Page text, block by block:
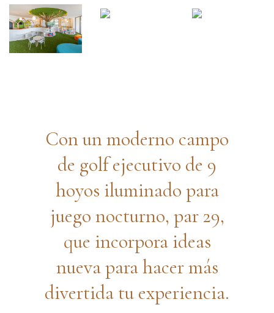
Con un moderno campo
de golf ejecutivo de 9
hoyos iluminado para
juego nocturno, par 29,
que incorpora ideas
nueva para hacer más
divertida tu experiencia.